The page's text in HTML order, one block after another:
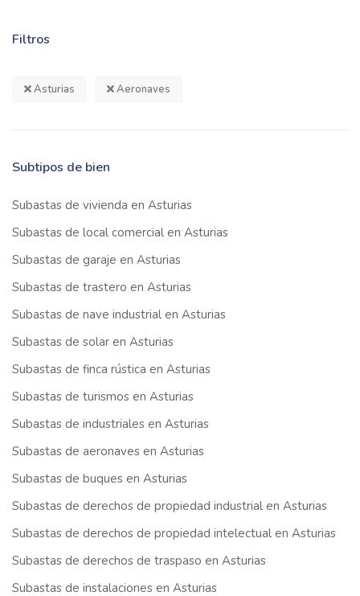
Filtros
Asturias Aeronaves
Subtipos de bien
Subastas de vivienda en Asturias
Subastas de local comercial en Asturias
Subastas de garaje en Asturias
Subastas de trastero en Asturias
Subastas de nave industrial en Asturias
Subastas de solar en Asturias
Subastas de finca rústica en Asturias
Subastas de turismos en Asturias
Subastas de industriales en Asturias
Subastas de aeronaves en Asturias
Subastas de buques en Asturias
Subastas de derechos de propiedad industrial en Asturias
Subastas de derechos de propiedad intelectual en Asturias
Subastas de derechos de traspaso en Asturias
Subastas de instalaciones en Asturias